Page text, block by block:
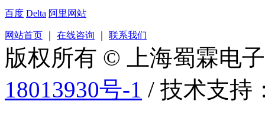
百度 Delta 阿里网站
网站首页 在线咨询 联系我们
版权所有 © 上海蜀霖电
18013930号-1 / 技术支持